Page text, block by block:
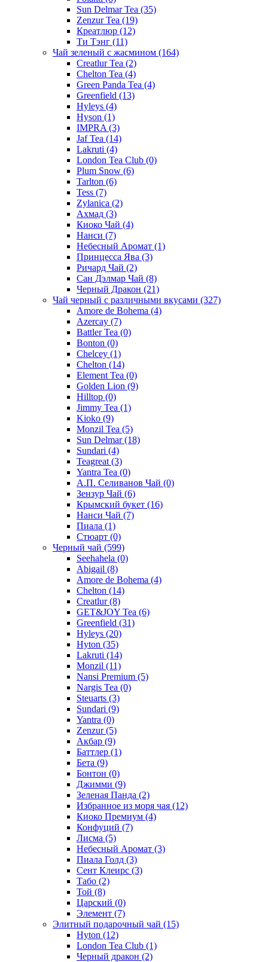
Sun Delmar Tea (35)
Zenzur Tea (19)
Креатлюр (12)
Ти Тэнг (11)
Чай зеленый с жасмином (164)
Creatlur Tea (2)
Chelton Tea (4)
Green Panda Tea (4)
Greenfield (13)
Hyleys (4)
Hyson (1)
IMPRA (3)
Jaf Tea (14)
Lakruti (4)
London Tea Club (0)
Plum Snow (6)
Tarlton (6)
Tess (7)
Zylanica (2)
Ахмад (3)
Киоко Чай (4)
Нанси (7)
Небесный Аромат (1)
Принцесса Ява (3)
Ричард Чай (2)
Сан Дэлмар Чай (8)
Черный Дракон (21)
Чай черный с различными вкусами (327)
Amore de Bohema (4)
Azercay (7)
Battler Tea (0)
Bonton (0)
Chelcey (1)
Chelton (14)
Element Tea (0)
Golden Lion (9)
Hilltop (0)
Jimmy Tea (1)
Kioko (9)
Monzil Tea (5)
Sun Delmar(18)
Sundari (4)
Teagreat (3)
Yantra Tea (0)
А.П. Селиванов Чай (0)
Зензур Чай (6)
Крымский букет (16)
Нанси Чай (7)
Пиала (1)
Стюарт (0)
Черный чай (599)
Seehahela (0)
Abigail (8)
Amore de Bohema (4)
Chelton (14)
Creatlur(8)
GET&JOY Tea (6)
Greenfield (31)
Hyleys (20)
Hyton (35)
Lakruti (14)
Monzil (11)
Nansi Premium (5)
Nargis Tea (0)
Steuarts (3)
Sundari (9)
Yantra (0)
Zenzur(5)
Акбар (9)
Баттлер (1)
Бета (9)
Бонтон (0)
Джимми (9)
Зеленая Панда (2)
Избранное из моря чая (12)
Киоко Премиум (4)
Конфуций (7)
Лисма (5)
Небесный Аромат (3)
Пиала Голд (3)
Сент Клеирс (3)
Табо (2)
Той (8)
Царский (0)
Элемент (7)
Элитный подарочный чай (15)
Hyton (12)
London Tea Club (1)
Черный дракон (2)